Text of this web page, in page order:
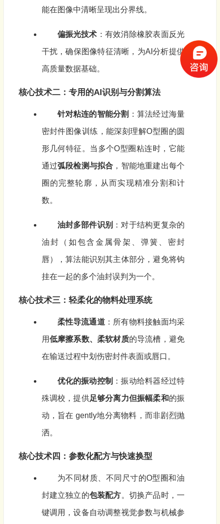
能在图像中清晰呈现出分界线。
偏振光技术 ：有效消除橡胶表面反光
干扰，确保图像特征清晰，为AI分析提供
高质量数据基础。
核心技术二：专用的AI识别与分割算法
针对粘连的智能分割 ：算法经过海量
密封件图像训练，能深刻理解O型圈的圆
形几何特征。当多个O型圈粘连时，它能
通过弧段检测与拟合 ，智能地重建出每个
圈的完整轮廓，从而实现精准分割和计
数。
油封多部件识别 ：对于结构更复杂的
油封（如包含金属骨架、弹簧、密封
唇），算法能识别其主体部分，避免将钩
挂在一起的多个油封误判为一个。
核心技术三：轻柔化的物料处理系统
柔性导流通道：所有物料接触面均采
用低摩擦系数、柔软材质的导流槽，避免
在输送过程中划伤密封件表面或唇口。
优化的振动控制 ：振动给料器经过特
殊调校，提供足够分离力但振幅柔和的振
动，旨在 gently地分离物料，而非剧烈抛
洒。
核心技术四：参数化配方与快速换型
为不同材质、不同尺寸的O型圈和油
封建立独立的包装配方。切换产品时，一
键调用，设备自动调整视觉参数与机械参